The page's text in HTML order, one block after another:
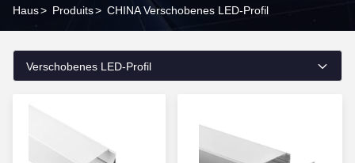
Haus> Produits> CHINA Verschobenes LED-Profil
Verschobenes LED-Profil